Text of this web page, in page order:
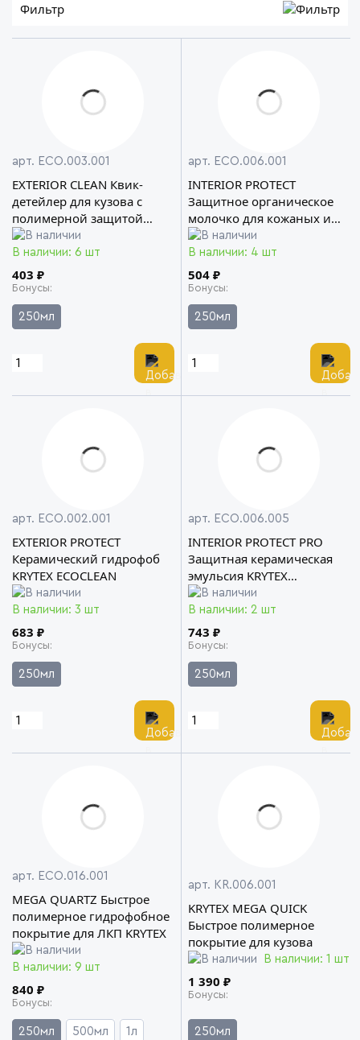
Фильтр
арт. ECO.003.001
EXTERIOR CLEAN Квик-
детейлер для кузова с
полимерной защитой
KRYTEX ECOCLEAN
В наличии: 6 шт
403 ₽
Бонусы
250мл
арт. ECO.006.001
INTERIOR PROTECT
Защитное органическое
молочко для кожаных и
пластиковых
поверхностей KRYTEX
ECOCLEAN
В наличии: 4 шт
504 ₽
Бонусы
250мл
арт. ECO.002.001
EXTERIOR PROTECT
Керамический гидрофоб
KRYTEX ECOCLEAN
В наличии: 3 шт
683 ₽
Бонусы
250мл
арт. ECO.006.005
INTERIOR PROTECT PRO
Защитная керамическая
эмульсия KRYTEX
ECOCLEAN
В наличии: 2 шт
743 ₽
Бонусы
250мл
арт. ECO.016.001
MEGA QUARTZ Быстрое
полимерное гидрофобное
покрытие для ЛКП KRYTEX
В наличии: 9 шт
840 ₽
Бонусы
250мл 500мл 1л
арт. KR.006.001
KRYTEX MEGA QUICK
Быстрое полимерное
покрытие для кузова
В наличии: 1 шт
1 390 ₽
Бонусы
250мл